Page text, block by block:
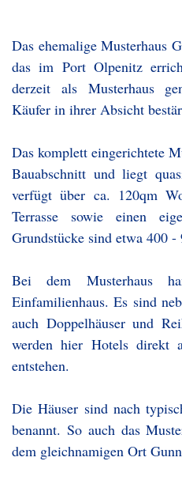
Das ehemalige Musterhaus
das im Port Olpenitz
derzeit als Musterhaus
Käufer in ihrer Absicht
Das komplett eingerichtete
Bauabschnitt und liegt
verfügt über ca. 120qm
Terrasse sowie einen
Grundstücke sind etwa 400 -
Bei dem Musterhaus
Einfamilienhaus. Es sind
auch Doppelhäuser und
werden hier Hotels direkt
entstehen.
Die Häuser sind nach
benannt. So auch das
dem gleichnamigen Ort